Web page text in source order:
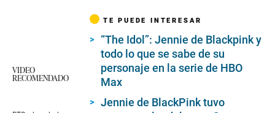
VIDEO
RECOMENDADO
TE PUEDE INTERESAR
“The Idol”: Jennie de Blackpink y
todo lo que se sabe de su
personaje en la serie de HBO
Max
Jennie de BlackPink tuvo